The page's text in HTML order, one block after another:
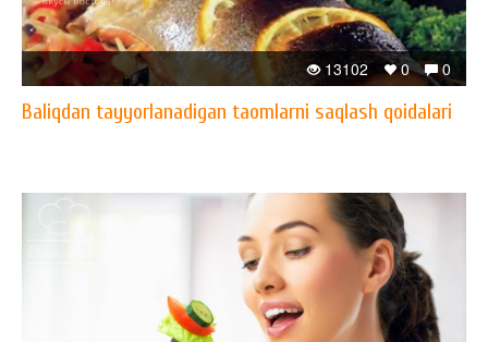
0
0
13102
Baliqdan tayyorlanadigan taomlarni saqlash qoidalari